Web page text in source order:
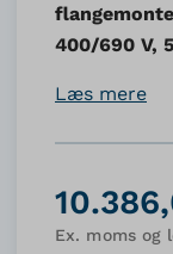
400/690 V,
Læs mere
Ex. moms og